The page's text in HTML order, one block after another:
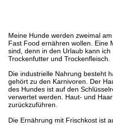
Meine Hunde werden zweimal
Fast Food ernähren wollen. Eine
sind, denn in den Urlaub kann
Trockenfutter und Trockenfleisch.
Die industrielle Nahrung besteht
gehört zu den Karnivoren. Der
des Hundes ist auf den
verwertet werden. Haut- und
zurückzuführen.
Die Ernährung mit Frischkost ist